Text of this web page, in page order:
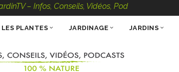
– Infos, Conseils, Vidéos, Podcasts – 100 % Nature
LES PLANTES JARDINAGE JARDINS